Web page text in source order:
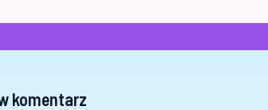
komentarz